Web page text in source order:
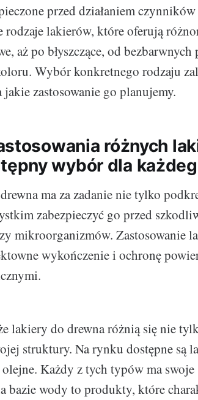
przed działaniem
rodzaje lakierów, które oferują
aż po błyszczące, od
Wybór konkretnego rodzaju
zastosowanie go planujemy.
różnych
wybór dla
ma za zadanie nie tylko
zabezpieczyć go przed
mikroorganizmów. Zastosowanie
wykończenie i ochronę
lakiery do drewna różnią się nie
struktury. Na rynku dostępne są
Każdy z tych typów ma swoje
bazie wody to produkty, które